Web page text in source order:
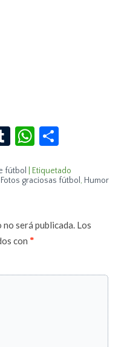
TumblrWhatsApp
fútbol
Etiquetado
Fotos graciosas fútbol , Humor
será publicada. Los
con*